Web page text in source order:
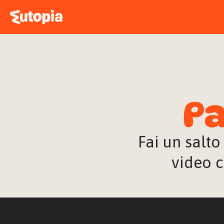
Fai un
video